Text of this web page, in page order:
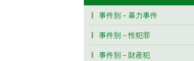
事件別－暴力事件
事件別－性犯罪
事件別－財産犯